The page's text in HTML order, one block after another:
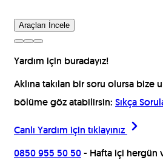
Araçları İncele
Yardım için buradayız!
Aklına takılan bir soru olursa bize
bölüme göz atabilirsin: Sıkça
Canlı Yardım için tıklayınız
0850 955 50 50- Hafta içi hergün